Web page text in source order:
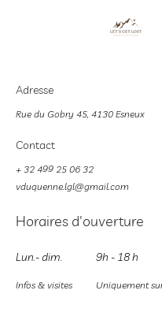
Adresse
Rue du Gobry 45, 4130 Esneux
Contact
+ 32 499 25 06 32
vduquenne.lgl@gmail.com
Horaires d'ouverture
Lun.- dim. 9h - 18 h
Infos & visites Uniquement